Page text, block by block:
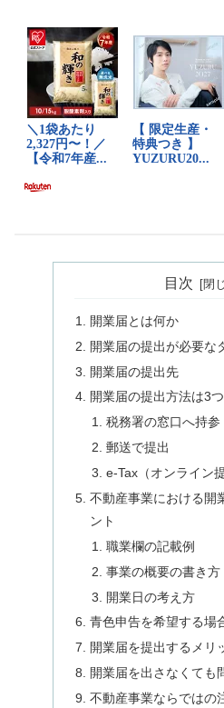
目次
開業届とは何か
開業届の提出が必要な
開業届の提出先
開業届の提出方法は3つ
税務署の窓口へ持参
郵送で提出
e-Tax（オンライン提
不動産事業における開
ント
職業欄の記載例
事業の概要の書き方
開業日の考え方
青色申告を希望する場
開業届を提出するメリ
開業届を出さなくても
不動産事業ならではの